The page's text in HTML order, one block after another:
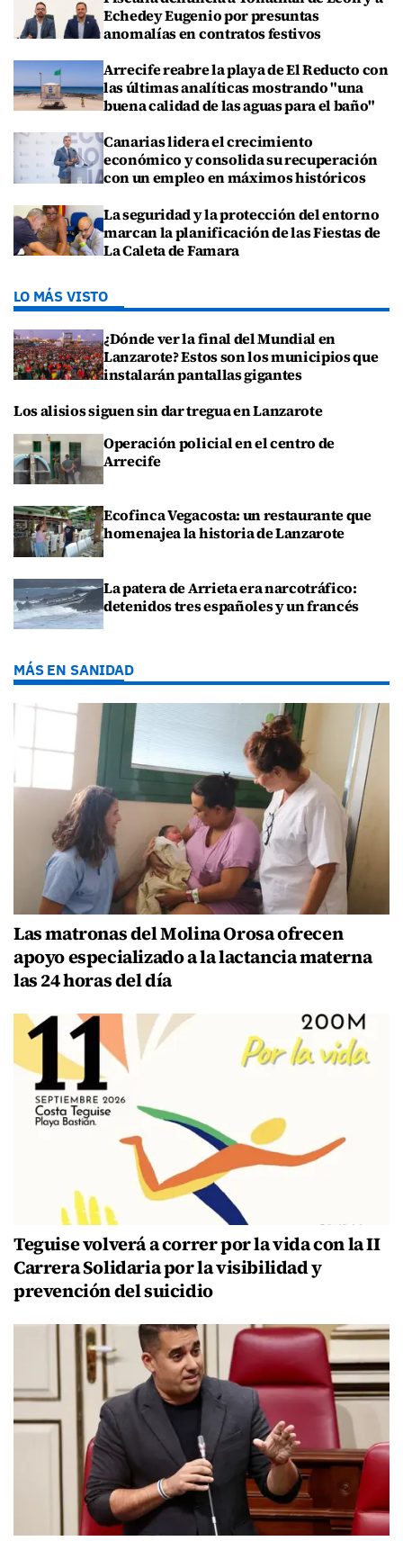
Echedey Eugenio por presuntas
anomalías en contratos festivos
Arrecife reabre la playa de El Reducto con
las últimas analíticas mostrando "una
buena calidad de las aguas para el baño"
Canarias lidera el crecimiento
económico y consolida su recuperación
con un empleo en máximos históricos
La seguridad y la protección del entorno
marcan la planificación de las Fiestas de
La Caleta de Famara
LO MÁS VISTO
¿Dónde ver la final del Mundial en
Lanzarote? Estos son los municipios que
instalarán pantallas gigantes
Los alisios siguen sin dar tregua en Lanzarote
Operación policial en el centro de
Arrecife
Ecofinca Vegacosta: un restaurante que
homenajea la historia de Lanzarote
La patera de Arrieta era narcotráfico:
detenidos tres españoles y un francés
MÁS EN SANIDAD
Las matronas del Molina Orosa ofrecen
apoyo especializado a la lactancia materna
las 24 horas del día
Teguise volverá a correr por la vida con la II
Carrera Solidaria por la visibilidad y
prevención del suicidio